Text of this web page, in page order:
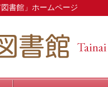
書館」ホームページ